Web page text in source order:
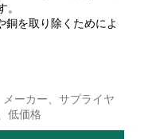
銅を取り除くためによ
ーカー、サプライヤ
低価格